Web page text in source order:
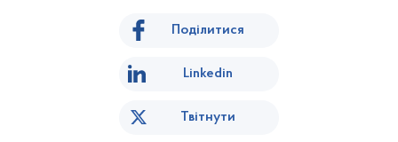
Поділитися
Linkedin
Твітнути